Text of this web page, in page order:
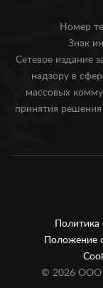
Номер
Знак
Сетевое издание
надзору в
массовых
принятия
Положение
© 2026ООО